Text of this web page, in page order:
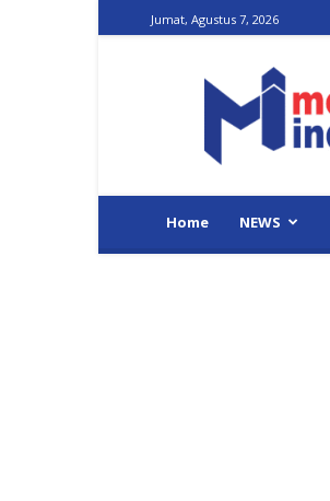
Jumat, Agustus 7, 2026
Home NEWS